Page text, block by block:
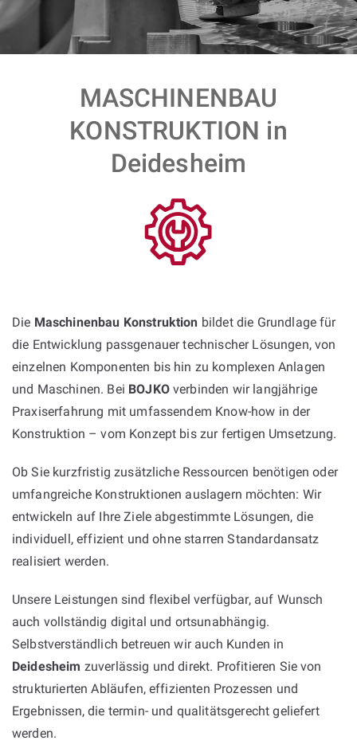
MASCHINENBAU
KONSTRUKTION in
Deidesheim
Die Maschinenbau Konstruktion bildet die Grundlage für
die Entwicklung passgenauer technischer Lösungen, von
einzelnen Komponenten bis hin zu komplexen Anlagen
und Maschinen. Bei BOJKOverbinden wir langjährige
Praxiserfahrung mit umfassendem Know-how in der
Konstruktion – vom Konzept bis zur fertigen Umsetzung.
Ob Sie kurzfristig zusätzliche Ressourcen benötigen oder
umfangreiche Konstruktionen auslagern möchten: Wir
entwickeln auf Ihre Ziele abgestimmte Lösungen, die
individuell, effizient und ohne starren Standardansatz
realisiert werden.
Unsere Leistungen sind flexibel verfügbar, auf Wunsch
auch vollständig digital und ortsunabhängig.
Selbstverständlich betreuen wir auch Kunden in
Deidesheim zuverlässig und direkt. Profitieren Sie von
strukturierten Abläufen, effizienten Prozessen und
Ergebnissen, die termin- und qualitätsgerecht geliefert
werden.